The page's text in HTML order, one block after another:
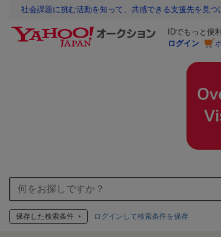
社会課題に挑む活動を知って、共感できる支援先を見つ
IDでもっと便
ログイン
保存した検索条件 ログインして検索条件を保存